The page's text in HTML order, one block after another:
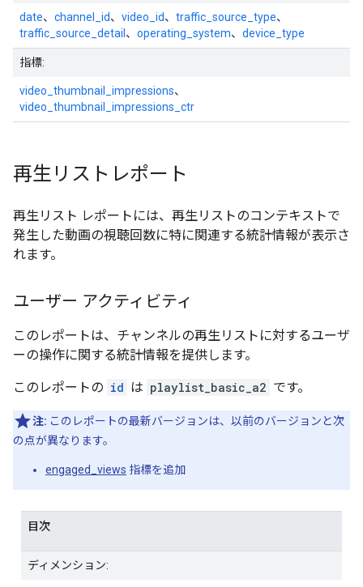
date、 channel_id、 video_id、 traffic_source_type、
traffic_source_detail 、 operating_system、 device_type
指標:
video_thumbnail_impressions、
video_thumbnail_impressions_ctr
再生リストレポート
再生リスト レポートには、再生リストのコンテキストで
発生した動画の視聴回数に特に関連する統計情報が表示さ
れます。
ユーザー アクティビティ
このレポートは、チャンネルの再生リストに対するユーザ
ーの操作に関する統計情報を提供します。
このレポートの id は playlist_basic_a2 です。
注: このレポートの最新バージョンは、以前のバージョンと次
の点が異なります。
engaged_views 指標を追加
目次
ディメンション: